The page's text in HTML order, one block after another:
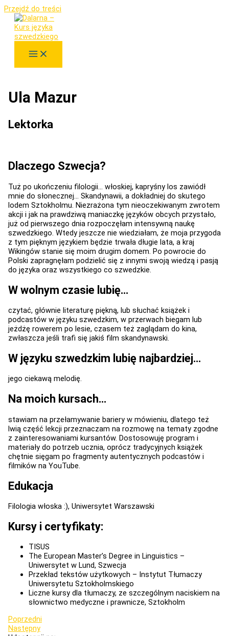
Przejdź do treści
Ula Mazur
Lektorka
Dlaczego Szwecja?
Tuż po ukończeniu filologii… włoskiej, kapryśny los zawiódł
mnie do słonecznej… Skandynawii, a dokładniej do skutego
lodem Sztokholmu. Niezrażona tym nieoczekiwanym zwrotem
akcji i jak na prawdziwą maniaczkę języków obcych przystało,
już od pierwszego dnia rozpoczęłam intensywną naukę
szwedzkiego. Wtedy jeszcze nie wiedziałam, że moja przygoda
z tym pięknym językiem będzie trwała długie lata, a kraj
Wikingów stanie się moim drugim domem. Po powrocie do
Polski zapragnęłam podzielić się z innymi swoją wiedzą i pasją
do języka oraz wszystkiego co szwedzkie.
W wolnym czasie lubię…
czytać, głównie literaturę piękną, lub słuchać książek i
podcastów w języku szwedzkim, w przerwach biegam lub
jeżdżę rowerem po lesie, czasem też zaglądam do kina,
zwłaszcza jeśli trafi się jakiś film skandynawski.
W języku szwedzkim lubię najbardziej…
jego ciekawą melodię.
Na moich kursach…
stawiam na przełamywanie bariery w mówieniu, dlatego też
lwią część lekcji przeznaczam na rozmowę na tematy zgodne
z zainteresowaniami kursantów. Dostosowuję program i
materiały do potrzeb ucznia, oprócz tradycyjnych książek
chętnie sięgam po fragmenty autentycznych podcastów i
filmików na YouTube.
Edukacja
Filologia włoska :), Uniwersytet Warszawski
Kursy i certyfikaty:
TISUS
The European Master’s Degree in Linguistics –
Uniwersytet w Lund, Szwecja
Przekład tekstów użytkowych – Instytut Tłumaczy
Uniwersytetu Sztokholmskiego
Liczne kursy dla tłumaczy, ze szczególnym naciskiem na
słownictwo medyczne i prawnicze, Sztokholm
Poprzedni
Następny